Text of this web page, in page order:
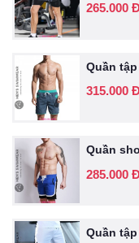
265.000
Quần
315.000
Quần
285.000
Quần